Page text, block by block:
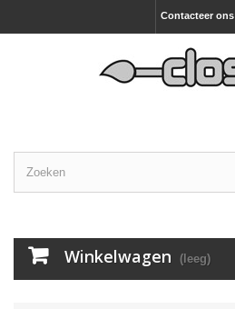
Contacteer ons
Winkelwagen (leeg)